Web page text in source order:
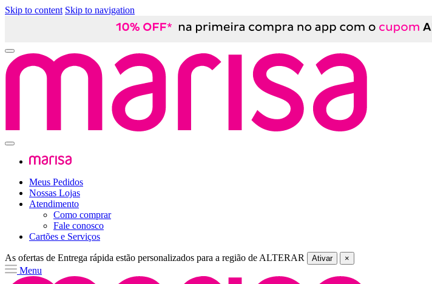
Skip to content Skip to navigation
Meus Pedidos
Nossas Lojas
Atendimento
Como comprar
Fale conosco
Cartões e Serviços
As ofertas de Entrega rápida estão personalizados para a região de ALTERAR Ativar ×
Menu